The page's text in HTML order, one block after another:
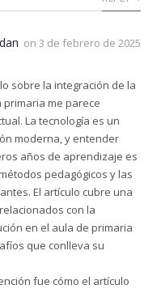
on 3 de febrero de 2025
sobre la integración de la
me parece
La tecnología es un
moderna, y entender
años de aprendizaje es
pedagógicos y las
El artículo cubre una
con la
en el aula de primaria
que conlleva su
fue cómo el artículo